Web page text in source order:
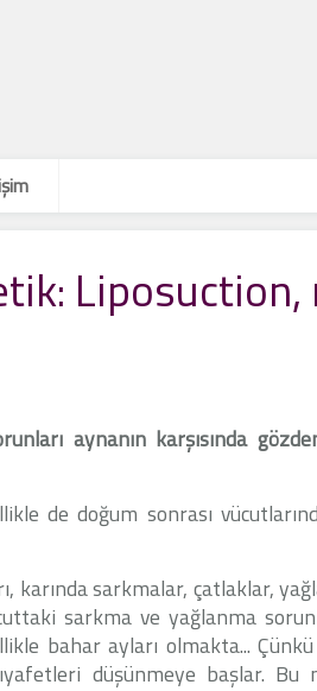
Liposuction,
aynanın karşısında
de doğum sonrası
karında sarkmalar, çatlaklar,
sarkma ve yağlanma
bahar ayları olmakta...
düşünmeye başlar. Bu